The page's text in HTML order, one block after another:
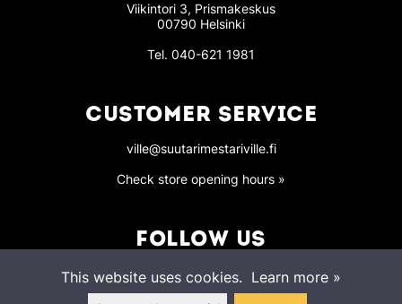
Viikintori 3, Prismakeskus
00790 Helsinki
Tel. 040-621 1981
CUSTOMER SERVICE
ville@suutarimestariville.fi
Check store opening hours »
FOLLOW US
This website uses cookies. Learn more »